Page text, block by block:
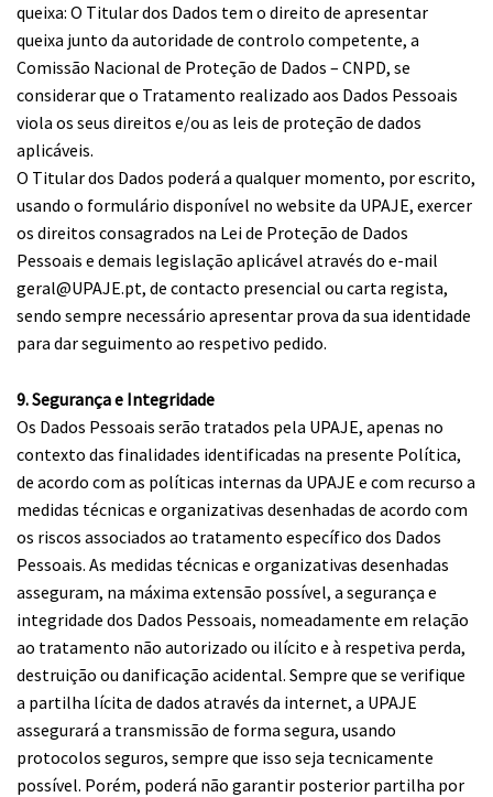
queixa: O Titular dos Dados tem o direito de apresentar
queixa junto da autoridade de controlo competente, a
Comissão Nacional de Proteção de Dados – CNPD, se
considerar que o Tratamento realizado aos Dados Pessoais
viola os seus direitos e/ou as leis de proteção de dados
aplicáveis.
O Titular dos Dados poderá a qualquer momento, por escrito,
usando o formulário disponível no website da UPAJE, exercer
os direitos consagrados na Lei de Proteção de Dados
Pessoais e demais legislação aplicável através do e-mail
geral@UPAJE.pt, de contacto presencial ou carta regista,
sendo sempre necessário apresentar prova da sua identidade
para dar seguimento ao respetivo pedido.
9. Segurança e Integridade
Os Dados Pessoais serão tratados pela UPAJE, apenas no
contexto das finalidades identificadas na presente Política,
de acordo com as políticas internas da UPAJE e com recurso a
medidas técnicas e organizativas desenhadas de acordo com
os riscos associados ao tratamento específico dos Dados
Pessoais. As medidas técnicas e organizativas desenhadas
asseguram, na máxima extensão possível, a segurança e
integridade dos Dados Pessoais, nomeadamente em relação
ao tratamento não autorizado ou ilícito e à respetiva perda,
destruição ou danificação acidental. Sempre que se verifique
a partilha lícita de dados através da internet, a UPAJE
assegurará a transmissão de forma segura, usando
protocolos seguros, sempre que isso seja tecnicamente
possível. Porém, poderá não garantir posterior partilha por